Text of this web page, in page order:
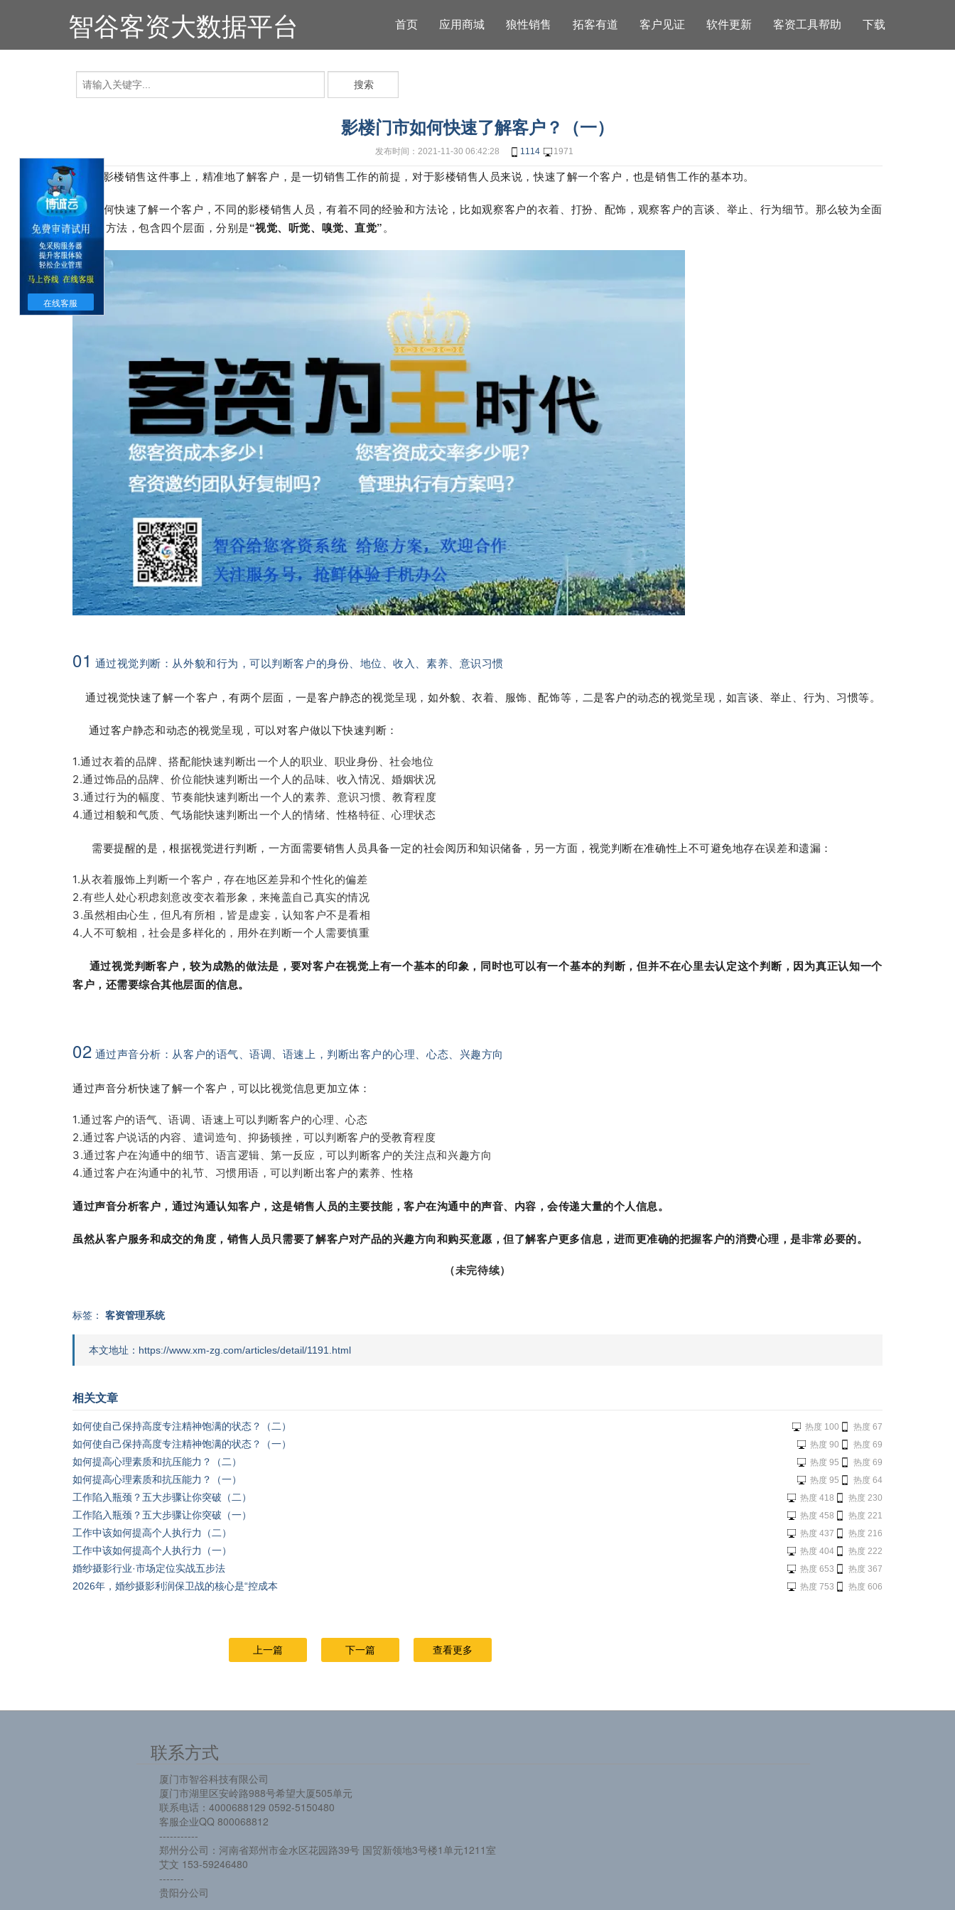
在线客服
智谷客资大数据平台 首页 应用商城 狼性销售 拓客有道 客户见证 软件更新 客资工具帮助 下载
搜索
影楼门市如何快速了解客户？（一）
发布时间：2021-11-30 06:42:28 1114 1971
在影楼销售这件事上，精准地了解客户，是一切销售工作的前提，对于影楼销售人员来说，快速了解一个客户，也是销售工作的基本功。
如何快速了解一个客户，不同的影楼销售人员，有着不同的经验和方法论，比如观察客户的衣着、打扮、配饰，观察客户的言谈、举止、行为细节。那么较为全面
系统的方法，包含四个层面，分别是“视觉、听觉、嗅觉、直觉”。
01 通过视觉判断：从外貌和行为，可以判断客户的身份、地位、收入、素养、意识习惯
通过视觉快速了解一个客户，有两个层面，一是客户静态的视觉呈现，如外貌、衣着、服饰、配饰等，二是客户的动态的视觉呈现，如言谈、举止、行为、习惯等。
通过客户静态和动态的视觉呈现，可以对客户做以下快速判断：
1.通过衣着的品牌、搭配能快速判断出一个人的职业、职业身份、社会地位
2.通过饰品的品牌、价位能快速判断出一个人的品味、收入情况、婚姻状况
3.通过行为的幅度、节奏能快速判断出一个人的素养、意识习惯、教育程度
4.通过相貌和气质、气场能快速判断出一个人的情绪、性格特征、心理状态
需要提醒的是，根据视觉进行判断，一方面需要销售人员具备一定的社会阅历和知识储备，另一方面，视觉判断在准确性上不可避免地存在误差和遗漏：
1.从衣着服饰上判断一个客户，存在地区差异和个性化的偏差
2.有些人处心积虑刻意改变衣着形象，来掩盖自己真实的情况
3.虽然相由心生，但凡有所相，皆是虚妄，认知客户不是看相
4.人不可貌相，社会是多样化的，用外在判断一个人需要慎重
通过视觉判断客户，较为成熟的做法是，要对客户在视觉上有一个基本的印象，同时也可以有一个基本的判断，但并不在心里去认定这个判断，因为真正认知一个
客户，还需要综合其他层面的信息。
02 通过声音分析：从客户的语气、语调、语速上，判断出客户的心理、心态、兴趣方向
通过声音分析快速了解一个客户，可以比视觉信息更加立体：
1.通过客户的语气、语调、语速上可以判断客户的心理、心态
2.通过客户说话的内容、遣词造句、抑扬顿挫，可以判断客户的受教育程度
3.通过客户在沟通中的细节、语言逻辑、第一反应，可以判断客户的关注点和兴趣方向
4.通过客户在沟通中的礼节、习惯用语，可以判断出客户的素养、性格
通过声音分析客户，通过沟通认知客户，这是销售人员的主要技能，客户在沟通中的声音、内容，会传递大量的个人信息。
虽然从客户服务和成交的角度，销售人员只需要了解客户对产品的兴趣方向和购买意愿，但了解客户更多信息，进而更准确的把握客户的消费心理，是非常必要的。
（未完待续）
标签： 客资管理系统
本文地址：https://www.xm-zg.com/articles/detail/1191.html
相关文章
如何使自己保持高度专注精神饱满的状态？（二） 热度 67
热度 100
如何使自己保持高度专注精神饱满的状态？（一） 热度 69
热度 90
如何提高心理素质和抗压能力？（二） 热度 69
热度 95
如何提高心理素质和抗压能力？（一） 热度 64
热度 95
工作陷入瓶颈？五大步骤让你突破（二） 热度 230
热度 418
工作陷入瓶颈？五大步骤让你突破（一） 热度 221
热度 458
工作中该如何提高个人执行力（二） 热度 216
热度 437
工作中该如何提高个人执行力（一） 热度 222
热度 404
婚纱摄影行业·市场定位实战五步法 热度 367
热度 653
2026年，婚纱摄影利润保卫战的核心是“控成本 热度 606
热度 753
上一篇 下一篇 查看更多
联系方式
厦门市智谷科技有限公司
厦门市湖里区安岭路988号希望大厦505单元
联系电话：4000688129 0592-5150480
客服企业QQ 800068812
-----------
郑州分公司：河南省郑州市金水区花园路39号 国贸新领地3号楼1单元1211室
艾文 153-59246480
-------
贵阳分公司